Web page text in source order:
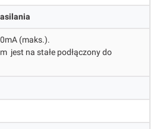
(maks.).
jest na stałe podłączony do